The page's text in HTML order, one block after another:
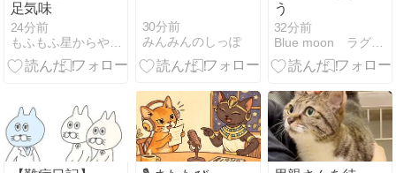
足気味
24分前
30分前
みんみんのしっぽ
う
32分前
Blue moon ラグドール